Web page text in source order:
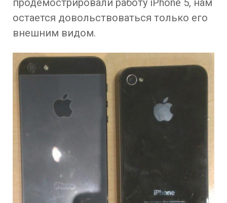
продемострировали работу iPhone 5, нам
остается довольствоваться только его
внешним видом.